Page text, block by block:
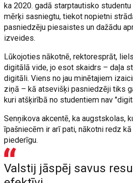
ka 2020. gadā starptautisko
mērķi sasniegtu, tiekot nopietni
pasniedzēju piesaistes un dažādu
izveides.
Lūkojoties nākotnē, rektoresprāt,
digitālā vide, jo esot skaidrs – daļa
digitāli. Viens no jau minētajiem
ziņā – kā atsevišķi pasniedzēji tiks
kuri atšķirībā no studentiem nav
Senņikova akcentē, ka augstskolas,
īpašniecēm ir arī pati, nākotni redz
piederīgu.
Valstij jāspēj savus